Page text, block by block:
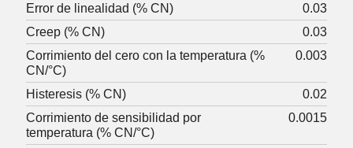
Error de linealidad (% CN)
0.03
Creep (% CN)
0.03
Corrimiento del cero con la temperatura (%
CN/°C)
0.003
Histeresis (% CN)
0.02
Corrimiento de sensibilidad por
temperatura (% CN/°C)
0.0015